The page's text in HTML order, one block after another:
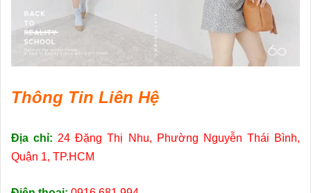
Thông Tin Liên Hệ
Địa chỉ: 24 Đặng Thị Nhu, Phường Nguyễn Thái Bình,
Quận 1, TP.HCM